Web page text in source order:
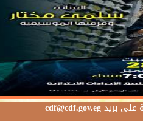
على بريدcdf@cdf.gov.eg